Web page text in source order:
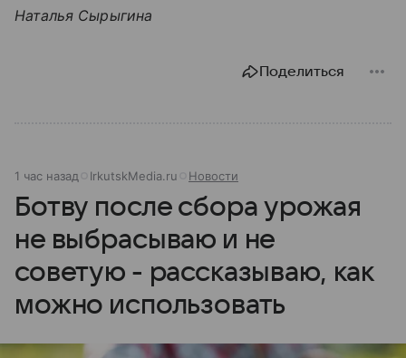
Наталья Сырыгина
Поделиться
1 час назад IrkutskMedia.ru Новости
Ботву после сбора урожая
не выбрасываю и не
советую - рассказываю, как
можно использовать